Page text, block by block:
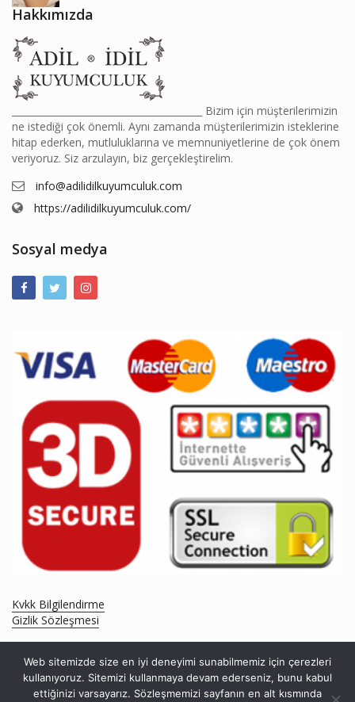
Hakkımızda
________________________________________ Bizim için müşterilerimizin
ne istediği çok önemli. Aynı zamanda müşterilerimizin isteklerine
hitap ederken, mutluluklarına ve memnuniyetlerine de çok önem
veriyoruz. Siz arzulayın, biz gerçekleştirelim.
info@adilidilkuyumculuk.com
https://adilidilkuyumculuk.com/
Sosyal medya
Kvkk Bilgilendirme
Gizlik Sözleşmesi
Web sitemizde size en iyi deneyimi sunabilmemiz için çerezleri
kullanıyoruz. Sitemizi kullanmaya devam ederseniz, bunu kabul
ettiğinizi varsayarız. Sözleşmemizi sayfanın en alt kısmında